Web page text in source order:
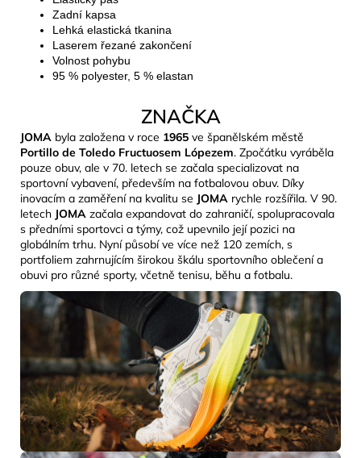
Zadní kapsa
Lehká elastická tkanina
Laserem řezané zakončení
Volnost pohybu
95 % polyester, 5 % elastan
ZNAČKA
JOMA byla založena v roce 1965 ve španělském městě
Portillo de Toledo Fructuosem Lópezem. Zpočátku vyráběla
pouze obuv, ale v 70. letech se začala specializovat na
sportovní vybavení, především na fotbalovou obuv. Díky
inovacím a zaměření na kvalitu se JOMA rychle rozšířila. V 90.
letech JOMA začala expandovat do zahraničí, spolupracovala
s předními sportovci a týmy, což upevnilo její pozici na
globálním trhu. Nyní působí ve více než 120 zemích, s
portfoliem zahrnujícím širokou škálu sportovního oblečení a
obuvi pro různé sporty, včetně tenisu, běhu a fotbalu.